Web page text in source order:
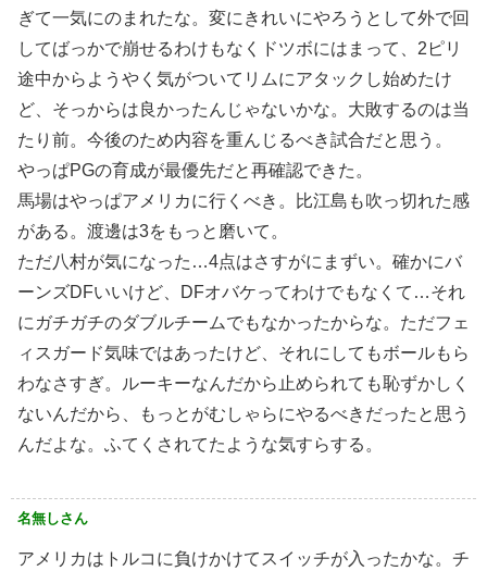
ぎて一気にのまれたな。変にきれいにやろうとして外で回
してばっかで崩せるわけもなくドツボにはまって、2ピリ
途中からようやく気がついてリムにアタックし始めたけ
ど、そっからは良かったんじゃないかな。大敗するのは当
たり前。今後のため内容を重んじるべき試合だと思う。
やっぱPGの育成が最優先だと再確認できた。
馬場はやっぱアメリカに行くべき。比江島も吹っ切れた感
がある。渡邊は3をもっと磨いて。
ただ八村が気になった…4点はさすがにまずい。確かにバ
ーンズDFいいけど、DFオバケってわけでもなくて…それ
にガチガチのダブルチームでもなかったからな。ただフェ
ィスガード気味ではあったけど、それにしてもボールもら
わなさすぎ。ルーキーなんだから止められても恥ずかしく
ないんだから、もっとがむしゃらにやるべきだったと思う
んだよな。ふてくされてたような気すらする。
名無しさん
アメリカはトルコに負けかけてスイッチが入ったかな。チ